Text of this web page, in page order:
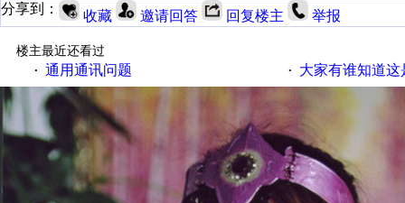
分享到：
收藏 邀请回答 回复楼主 举报
楼主最近还看过
· 通用通讯问题 · 大家有谁知道